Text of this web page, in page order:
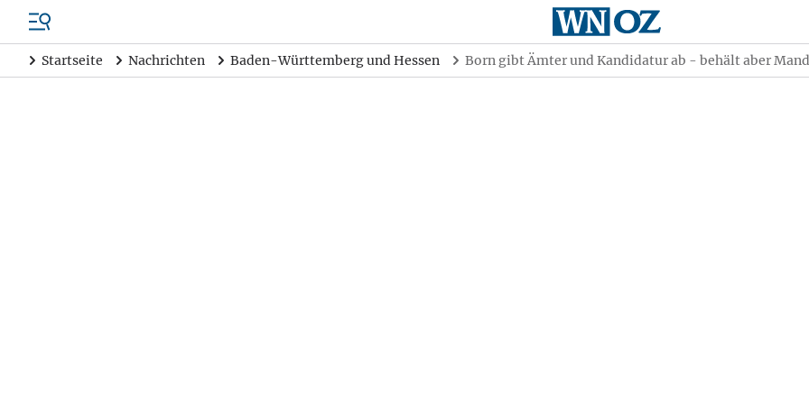
Startseite Nachrichten Baden-Württemberg und Hessen Born gibt Ämter und Kandidatur ab - behält aber